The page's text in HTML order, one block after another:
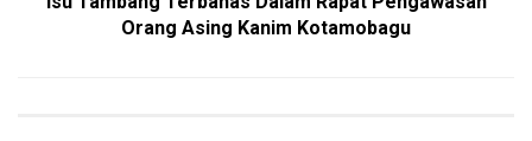
Orang Asing Kanim Kotamobagu